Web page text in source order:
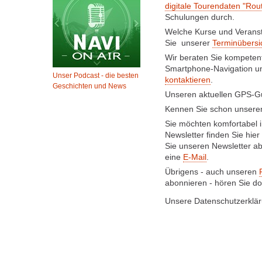
Unser Podcast - die besten
Geschichten und News
digitale Tourendaten
Schulungen durch.
Welche Kurse und
Sie unserer
Wir beraten Sie
Smartphone-Navigation
kontaktieren.
Unseren aktuellen GPS-
Kennen Sie schon
Sie möchten komfortabel
Newsletter finden Sie
Sie unseren Newsletter
eine E-Mail .
Übrigens - auch unseren
abonnieren - hören Sie
Unsere